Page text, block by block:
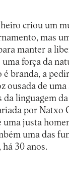
criou um
mas
manter a
força da
é branda, a
ousada de
linguagem
por Natxo
uma justa
uma das
30 anos.